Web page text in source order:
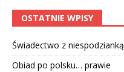
OSTATNIE WPISY
Świadectwo z niespodzianką
Obiad po polsku… prawie